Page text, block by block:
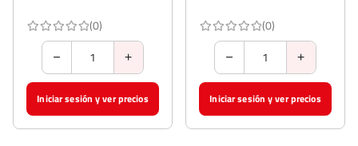
(0)
Iniciar sesión y ver precios
(0)
Iniciar sesión y ver precios